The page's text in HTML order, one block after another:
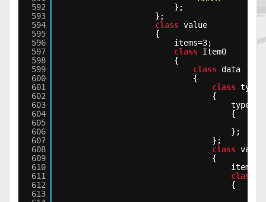
592
593
594
595
596
597
598
599
600
601
602
603
604
605
606
607
608
609
610
611
612
613
};
};
class value
{
items=3;
class Item0
{
class data
{
class type
{
type[]=
{
};
};
class value
{
class
{